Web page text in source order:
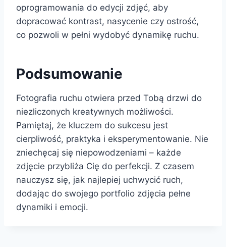
oprogramowania do edycji zdjęć, aby
dopracować kontrast, nasycenie czy ostrość,
co pozwoli w pełni wydobyć dynamikę ruchu.
Podsumowanie
Fotografia ruchu otwiera przed Tobą drzwi do
niezliczonych kreatywnych możliwości.
Pamiętaj, że kluczem do sukcesu jest
cierpliwość, praktyka i eksperymentowanie. Nie
zniechęcaj się niepowodzeniami – każde
zdjęcie przybliża Cię do perfekcji. Z czasem
nauczysz się, jak najlepiej uchwycić ruch,
dodając do swojego portfolio zdjęcia pełne
dynamiki i emocji.